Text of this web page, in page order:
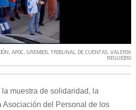
, APOC, GREMIOS, TRIBUNAL DE CUENTAS, VALERIA
REGUEIRO
muestra de solidaridad, la
Asociación del Personal de los